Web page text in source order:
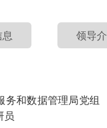
领导
务和数据管理局党组
员